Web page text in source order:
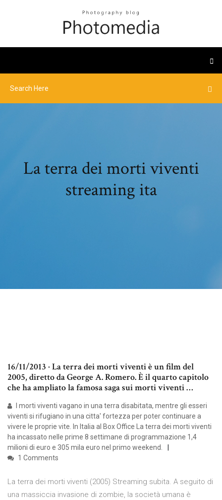
La terra dei morti viventi
streaming ita
16/11/2013 · La terra dei morti viventi è un film del
2005, diretto da George A. Romero. È il quarto capitolo
che ha ampliato la famosa saga sui morti viventi …
I morti viventi vagano in una terra disabitata, mentre gli esseri
viventi si rifugiano in una citta' fortezza per poter continuare a
vivere le proprie vite. In Italia al Box Office La terra dei morti viventi
ha incassato nelle prime 8 settimane di programmazione 1,4
milioni di euro e 305 mila euro nel primo weekend.
1 Comments
La terra dei morti viventi (2005) Streaming subita. A seguito di
una massiccia invasione di zombie, la società umana è